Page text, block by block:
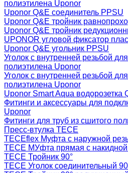
полиэтилена Uponor
Uponor Q&E соединитель PPSU
Uponor Q&E тройник
Uponor Q&E тройник
UPONOR угловой фиксатор
Uponor Q&E угольник PPSU
Уголок с внутренней резьбой
полиэтилена Uponor
Уголок с внутренней резьбой
полиэтилена Uponor
Uponor Smart Aqua водорозетка
Фитинги и аксессуары для
Uponor
Фитинги для труб из сшитого
Пресс-втулка TECE
TECEflex Муфта с наружной
TECE МУфта прямая с накидной
TECE Тройник 90°
TECE Уголок соединительный